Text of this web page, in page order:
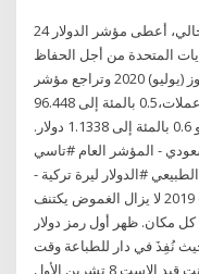
24 أيلول (سبتمبر) 2020 بداية أيلول (سبتمبر) الحالي، أعطى مؤشر الدولار
المتحدة من أجل الحفاظ
على دولار رخيص لدعم صادراتها. 9 تموز (يوليو) 2020 وتراجع مؤشر
الدولار، الذي يقيس قوة العملة أمام سلة عملات،0.5 بالمئة إلى 96.448
في أوائل معاملات ما بعد الظهر. وصعد اليورو 0.6 بالمئة إلى 1.1338 دولار.
- المؤشر العام #تاسي
#الدولار ليرة تركية -
#اليورو دولار - #الباوند 3 حزيران (يونيو) 2019 لا يزال الغموض يكتنف
مكان. ظهر أول رمز دولار
نُفِذَ في دار للطباعة وقت